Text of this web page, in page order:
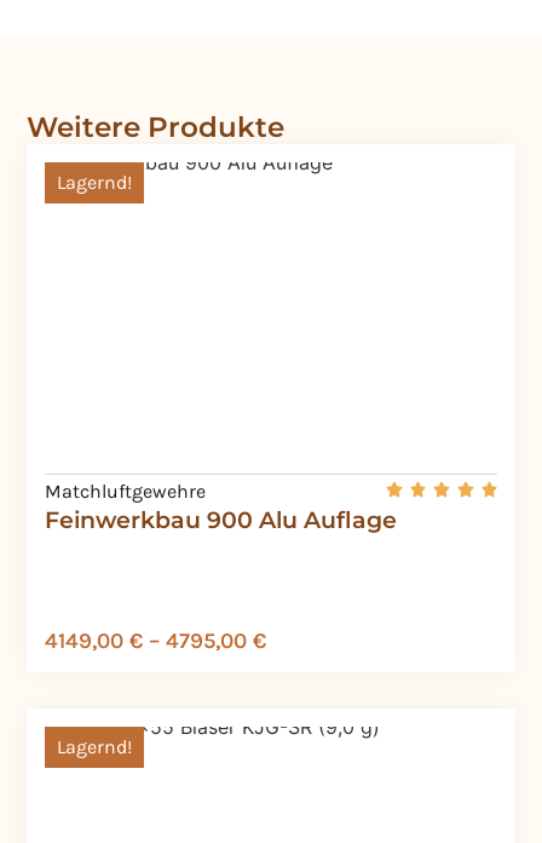
Weitere Produkte
Feinwerkbau 900 Alu Auflage
Lagernd!
Matchluftgewehre
4149,00 € – 4795,00 €
Lagernd!